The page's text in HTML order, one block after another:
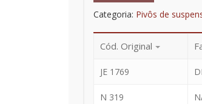
Categoria: Pivôs de
Cód. Original
JE 1769
N 319